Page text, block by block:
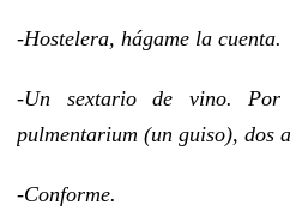
-Hostelera, hágame la cuenta.
-Un sextario de vino.
pulmentarium (un guiso), dos
-Conforme.